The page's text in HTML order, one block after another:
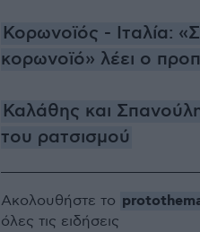
Κορωνοϊός - Ιταλία:
κορωνοϊό» λέει ο
Καλάθης και
του ρατσισμού
Ακολουθήστε το
όλες τις ειδήσεις